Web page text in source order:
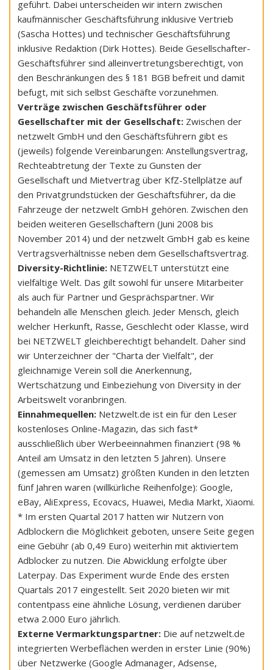
geführt. Dabei unterscheiden wir intern zwischen
kaufmännischer Geschäftsführung inklusive Vertrieb
(Sascha Hottes) und technischer Geschäftsführung
inklusive Redaktion (Dirk Hottes). Beide Gesellschafter-
Geschäftsführer sind alleinvertretungsberechtigt, von
den Beschränkungen des § 181 BGB befreit und damit
befugt, mit sich selbst Geschäfte vorzunehmen.
Verträge zwischen Geschäftsführer oder
Gesellschafter mit der Gesellschaft: Zwischen der
netzwelt GmbH und den Geschäftsführern gibt es
(jeweils) folgende Vereinbarungen: Anstellungsvertrag,
Rechteabtretung der Texte zu Gunsten der
Gesellschaft und Mietvertrag über KfZ-Stellplätze auf
den Privatgrundstücken der Geschäftsführer, da die
Fahrzeuge der netzwelt GmbH gehören. Zwischen den
beiden weiteren Gesellschaftern (Juni 2008 bis
November 2014) und der netzwelt GmbH gab es keine
Vertragsverhältnisse neben dem Gesellschaftsvertrag.
Diversity-Richtlinie: NETZWELT unterstützt eine
vielfältige Welt. Das gilt sowohl für unsere Mitarbeiter
als auch für Partner und Gesprächspartner. Wir
behandeln alle Menschen gleich. Jeder Mensch, gleich
welcher Herkunft, Rasse, Geschlecht oder Klasse, wird
bei NETZWELT gleichberechtigt behandelt. Daher sind
wir Unterzeichner der "Charta der Vielfalt", der
gleichnamige Verein soll die Anerkennung,
Wertschätzung und Einbeziehung von Diversity in der
Arbeitswelt voranbringen.
Einnahmequellen: Netzwelt.de ist ein für den Leser
kostenloses Online-Magazin, das sich fast*
ausschließlich über Werbeeinnahmen finanziert (98 %
Anteil am Umsatz in den letzten 5 Jahren). Unsere
(gemessen am Umsatz) größten Kunden in den letzten
fünf Jahren waren (willkürliche Reihenfolge): Google,
eBay, AliExpress, Ecovacs, Huawei, Media Markt, Xiaomi.
* Im ersten Quartal 2017 hatten wir Nutzern von
Adblockern die Möglichkeit geboten, unsere Seite gegen
eine Gebühr (ab 0,49 Euro) weiterhin mit aktiviertem
Adblocker zu nutzen. Die Abwicklung erfolgte über
Laterpay. Das Experiment wurde Ende des ersten
Quartals 2017 eingestellt. Seit 2020 bieten wir mit
contentpass eine ähnliche Lösung, verdienen darüber
etwa 2.000 Euro jährlich.
Externe Vermarktungspartner: Die auf netzwelt.de
integrierten Werbeflächen werden in erster Linie (90%)
über Netzwerke (Google Admanager, Adsense,